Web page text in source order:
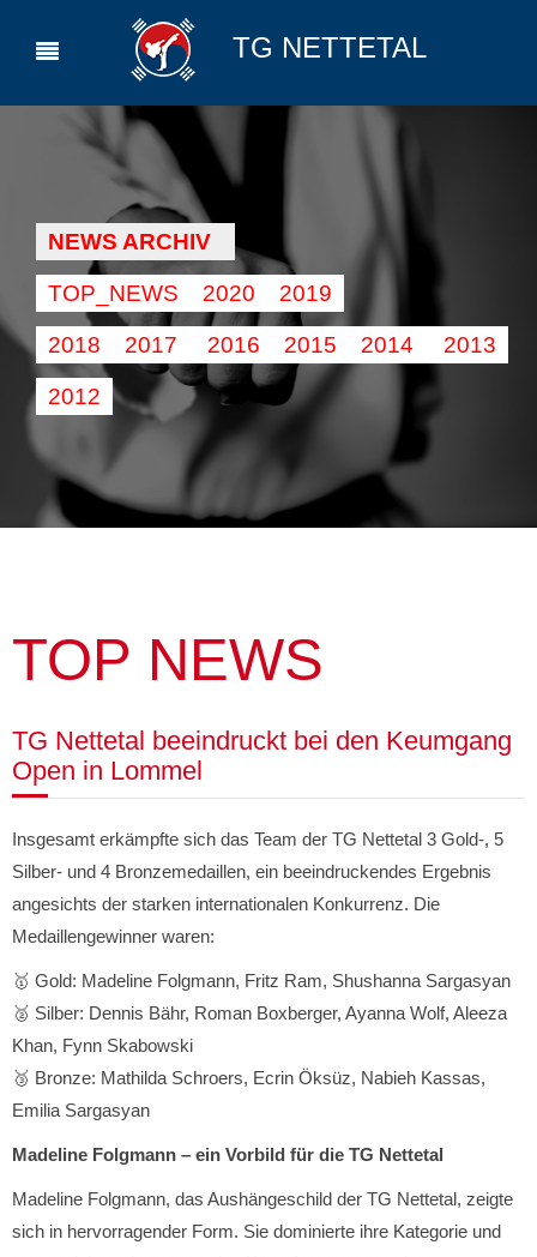
TG NETTETAL
NEWS ARCHIV
TOP_NEWS 2020 2019
2018 2017 2016 2015 2014 2013
2012
TOP NEWS
TG Nettetal beeindruckt bei den Keumgang
Open in Lommel
Insgesamt erkämpfte sich das Team der TG Nettetal 3 Gold-, 5
Silber- und 4 Bronzemedaillen, ein beeindruckendes Ergebnis
angesichts der starken internationalen Konkurrenz. Die
Medaillengewinner waren:
🥇 Gold: Madeline Folgmann, Fritz Ram, Shushanna Sargasyan
🥈 Silber: Dennis Bähr, Roman Boxberger, Ayanna Wolf, Aleeza
Khan, Fynn Skabowski
🥉 Bronze: Mathilda Schroers, Ecrin Öksüz, Nabieh Kassas,
Emilia Sargasyan
Madeline Folgmann – ein Vorbild für die TG Nettetal
Madeline Folgmann, das Aushängeschild der TG Nettetal, zeigte
sich in hervorragender Form. Sie dominierte ihre Kategorie und